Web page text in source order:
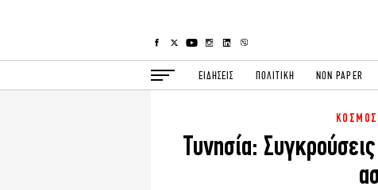
ΕΙΔΗΣΕΙΣ ΠΟΛΙΤΙΚΗ NON PAPER
ΟΙΚΟΝΟΜΙΑ
ΣΠΟΡ
ΚΟΣΜΟΣ
Τυνησία: